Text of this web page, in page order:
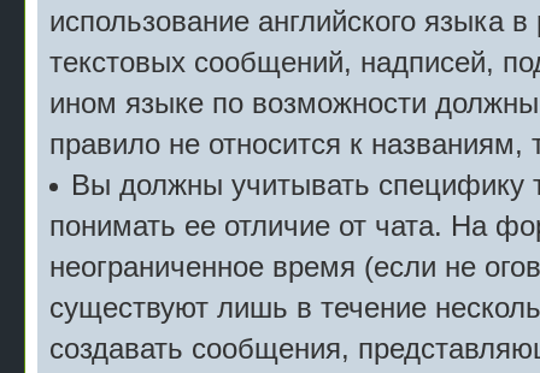
использование английского языка
текстовых сообщений, надписей,
ином языке по возможности
правило не относится к
Вы должны учитывать
понимать ее отличие от чата. На
неограниченное время (если не
существуют лишь в течение
создавать сообщения,